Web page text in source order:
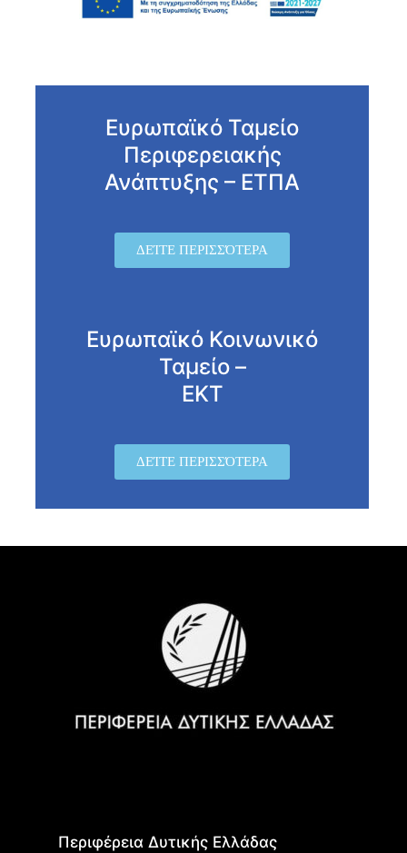
Ευρωπαϊκό Ταμείο
Περιφερειακής
Ανάπτυξης – ΕΤΠΑ
ΔΕΊΤΕ ΠΕΡΙΣΣΌΤΕΡΑ
Ευρωπαϊκό Κοινωνικό
Ταμείο –
ΕΚΤ
ΔΕΊΤΕ ΠΕΡΙΣΣΌΤΕΡΑ
Περιφέρεια Δυτικής Ελλάδας​